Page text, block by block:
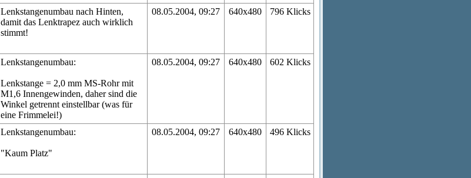
Lenkstangenumbau nach Hinten,
damit das Lenktrapez auch wirklich
stimmt!
08.05.2004, 09:27 640x480 796 Klicks
Lenkstangenumbau:
Lenkstange = 2,0 mm MS-Rohr mit
M1,6 Innengewinden, daher sind die
Winkel getrennt einstellbar (was für
eine Frimmelei!)
08.05.2004, 09:27 640x480 602 Klicks
Lenkstangenumbau:
"Kaum Platz"
08.05.2004, 09:27 640x480 496 Klicks